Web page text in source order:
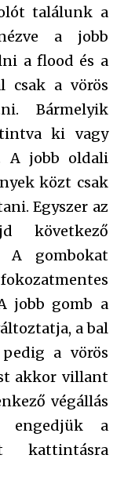
találunk a
a jobb
a flood és a
csak a vörös
Bármelyik
ki vagy
A jobb oldali
közt csak
Egyszer az
következő
A gombokat
jobb gomb a
a bal
a vörös
akkor villant
végállás
engedjük a
kattintásra